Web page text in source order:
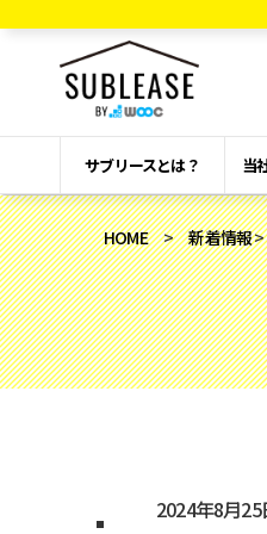
サブリースとは？ 当
HOME>新着情報>
2024年8月25